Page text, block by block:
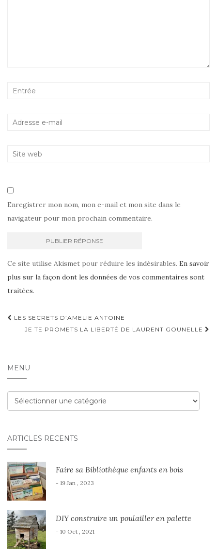
Enregistrer mon nom, mon e-mail et mon site dans le
navigateur pour mon prochain commentaire.
Ce site utilise Akismet pour réduire les indésirables. En savoir
plus sur la façon dont les données de vos commentaires sont
traitées.
Navigation
d'article
LES SECRETS D’AMELIE ANTOINE
JE TE PROMETS LA LIBERTÉ DE LAURENT GOUNELLE
MENU
Menu
ARTICLES RÉCENTS
Faire sa Bibliothèque enfants en bois
- 19 Jan , 2023
DIY construire un poulailler en palette
- 10 Oct , 2021